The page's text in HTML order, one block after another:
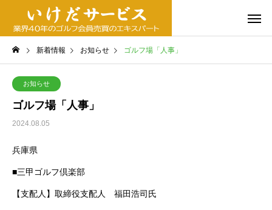
新着情報 お知らせ ゴルフ場「人事」
お知らせ
ゴルフ場「人事」
2024.08.05
兵庫県
■三甲ゴルフ倶楽部
【支配人】取締役支配人 福田浩司氏